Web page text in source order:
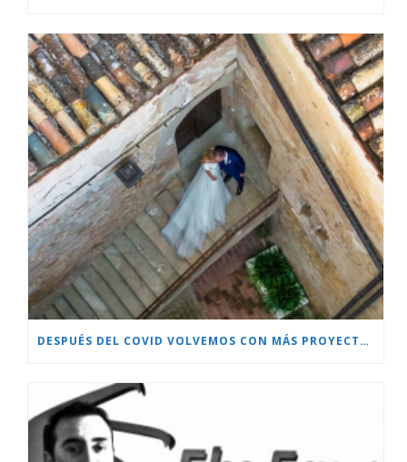
DESPUÉS DEL COVID VOLVEMOS CON MÁS PROYECTOS!!!